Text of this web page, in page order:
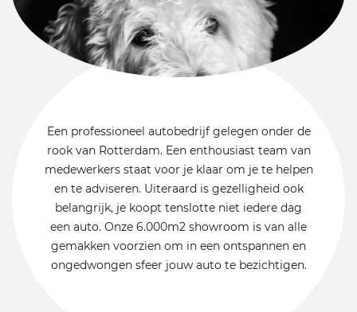
Een professioneel autobedrijf gelegen onder de
rook van Rotterdam. Een enthousiast team van
medewerkers staat voor je klaar om je te helpen
en te adviseren. Uiteraard is gezelligheid ook
belangrijk, je koopt tenslotte niet iedere dag
een auto. Onze 6.000m2 showroom is van alle
gemakken voorzien om in een ontspannen en
ongedwongen sfeer jouw auto te bezichtigen.